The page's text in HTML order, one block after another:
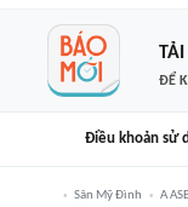
ĐỂ
Điều khoản sử
Sân Mỹ Đình A